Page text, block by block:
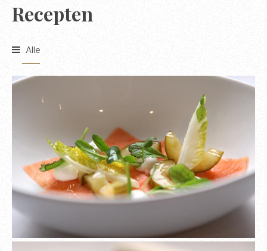
Recepten
Alle